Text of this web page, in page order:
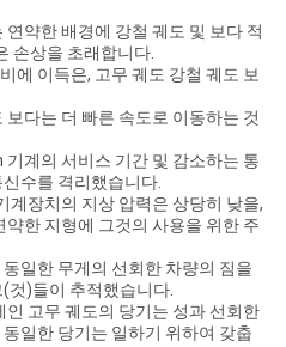
약한 배경에 강철 궤도 및 보다 적
손상을 초래합니다.
에 이득은, 고무 궤도 강철 궤도 보
다는 더 빠른 속도로 이동하는 것
계의 서비스 기간 및 감소하는 통
수를 격리했습니다.
계장치의 지상 압력은 상당히 낮을,
한 지형에 그것의 사용을 위한 주
일한 무게의 선회한 차량의 짐을
것)들이 추적했습니다.
인 고무 궤도의 당기는 성과 선회한
일한 당기는 일하기 위하여 갖춥